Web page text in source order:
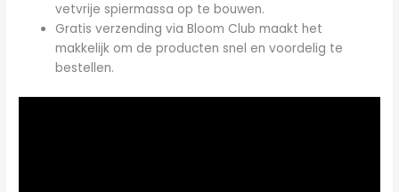
vetvrije spiermassa op te bouwen.
Gratis verzending via Bloom Club maakt het
makkelijk om de producten snel en voordelig te
bestellen.